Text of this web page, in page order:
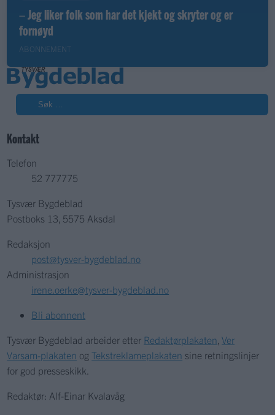
– Jeg liker folk som har det kjekt og skryter og er
fornøyd
ABONNEMENT
Søk
Kontakt
Telefon
52 777775
Tysvær Bygdeblad
Postboks 13, 5575 Aksdal
Redaksjon
post@tysver-bygdeblad.no
Administrasjon
irene.oerke@tysver-bygdeblad.no
Bli abonnent
Tysvær Bygdeblad arbeider etter Redaktørplakaten ,Ver
Varsam-plakaten og Tekstreklameplakaten sine retningslinjer
for god presseskikk.
Redaktør: Alf-Einar Kvalavåg